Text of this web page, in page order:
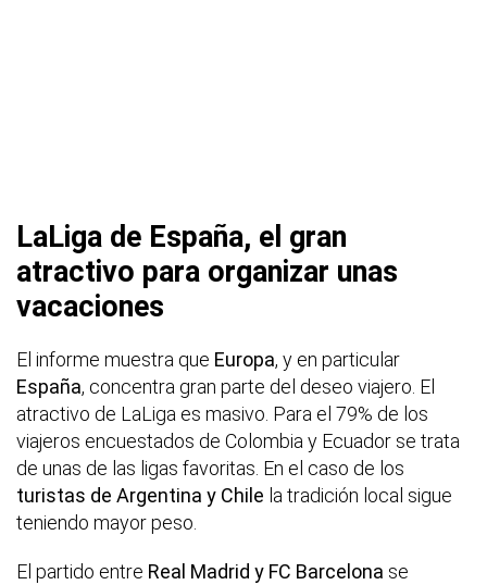
LaLiga de España, el gran
atractivo para organizar unas
vacaciones
El informe muestra que Europa, y en particular
España, concentra gran parte del deseo viajero. El
atractivo de LaLiga es masivo. Para el 79% de los
viajeros encuestados de Colombia y Ecuador se trata
de unas de las ligas favoritas. En el caso de los
turistas de Argentina y Chile la tradición local sigue
teniendo mayor peso.
El partido entre Real Madrid y FC Barcelona se